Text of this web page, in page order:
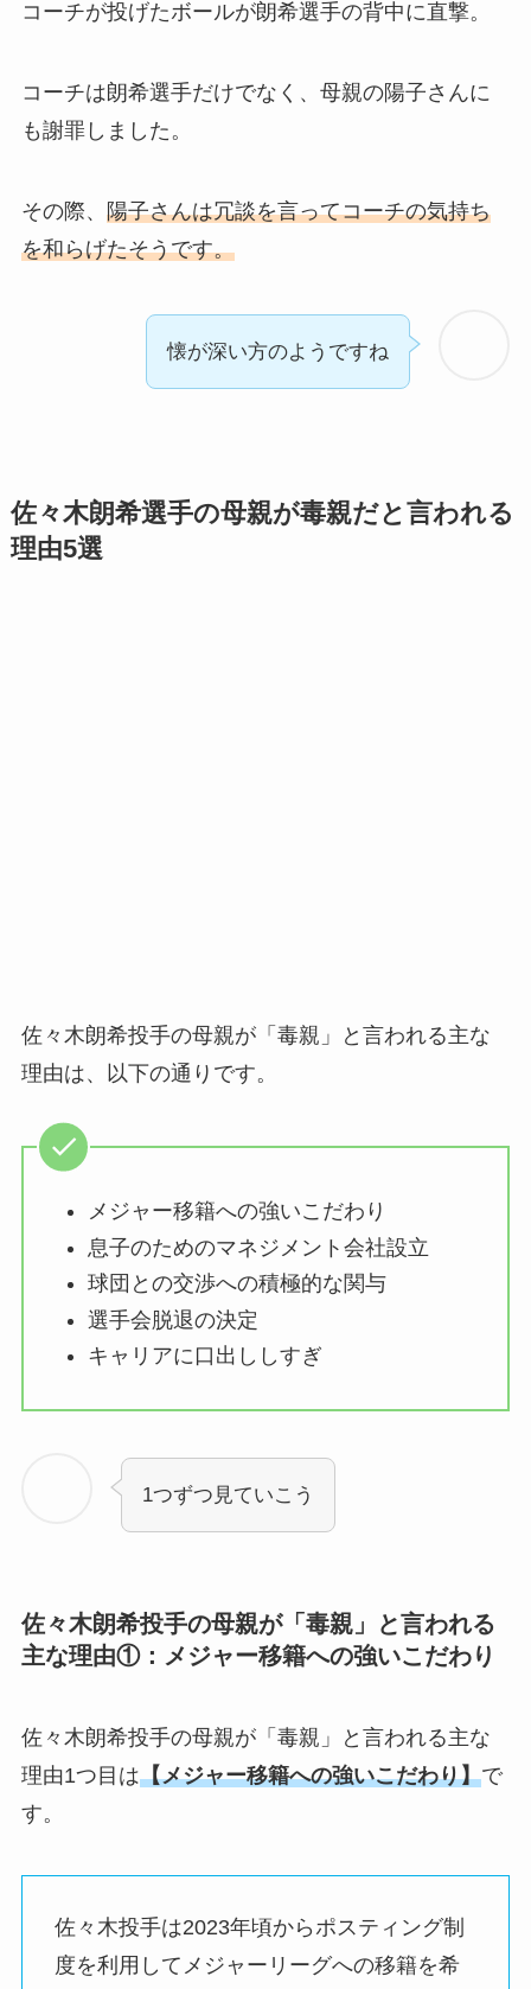
コーチが投げたボールが朗希選手の背中に直撃。
コーチは朗希選手だけでなく、母親の陽子さんに
も謝罪しました。
その際、 陽子さんは冗談を言ってコーチの気持ち
を和らげたそうです。
懐が深い方のようですね
佐々木朗希選手の母親が毒親だと言われる
理由5選
佐々木朗希投手の母親が「毒親」と言われる主な
理由は、以下の通りです。
メジャー移籍への強いこだわり
息子のためのマネジメント会社設立
球団との交渉への積極的な関与
選手会脱退の決定
キャリアに口出ししすぎ
1つずつ見ていこう
佐々木朗希投手の母親が「毒親」と言われる
主な理由①： メジャー移籍への強いこだわり
佐々木朗希投手の母親が「毒親」と言われる主な
理由1つ目は【メジャー移籍への強いこだわり】で
す。
佐々木投手は2023年頃からポスティング制
度を利用してメジャーリーグへの移籍を希